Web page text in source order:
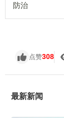
防治
点赞308
最新新闻